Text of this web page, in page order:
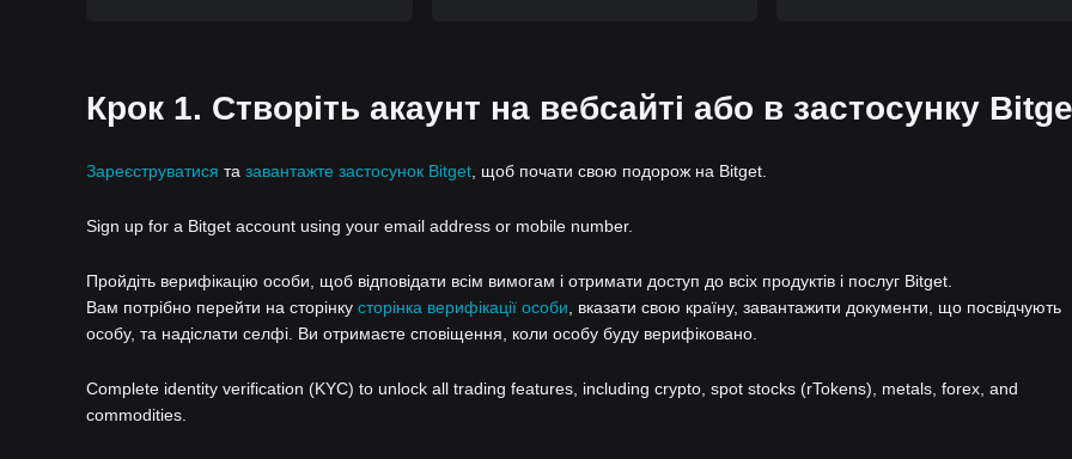
Крок 1. Створіть акаунт на вебсайті або в застосунку
Зареєструватися та завантажте застосунок Bitget , щоб почати свою подорож на Bitget.
Sign up for a Bitget account using your email address or mobile number.
Пройдіть верифікацію особи, щоб відповідати всім вимогам і отримати доступ до всіх продуктів і послуг Bitget.
Вам потрібно перейти на сторінку сторінка верифікації особи , вказати свою країну, завантажити документи, що посвідчують
особу, та надіслати селфі. Ви отримаєте сповіщення, коли особу буду верифіковано.
Complete identity verification (KYC) to unlock all trading features, including crypto, spot stocks (rTokens), metals, forex, and
commodities.